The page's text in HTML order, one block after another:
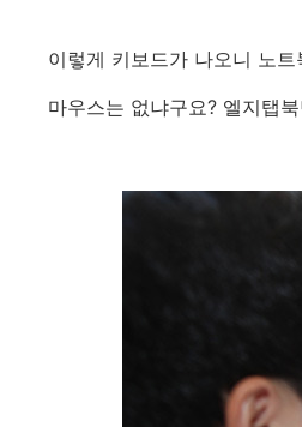
이렇게 키보드가 나오니 노
마우스는 없냐구요? 엘지탭